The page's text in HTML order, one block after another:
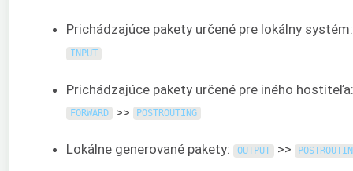
Prichádzajúce pakety určené pre lokálny
INPUT
Prichádzajúce pakety určené pre iného
FORWARD >> POSTROUTING
Lokálne generované pakety: OUTPUT >>